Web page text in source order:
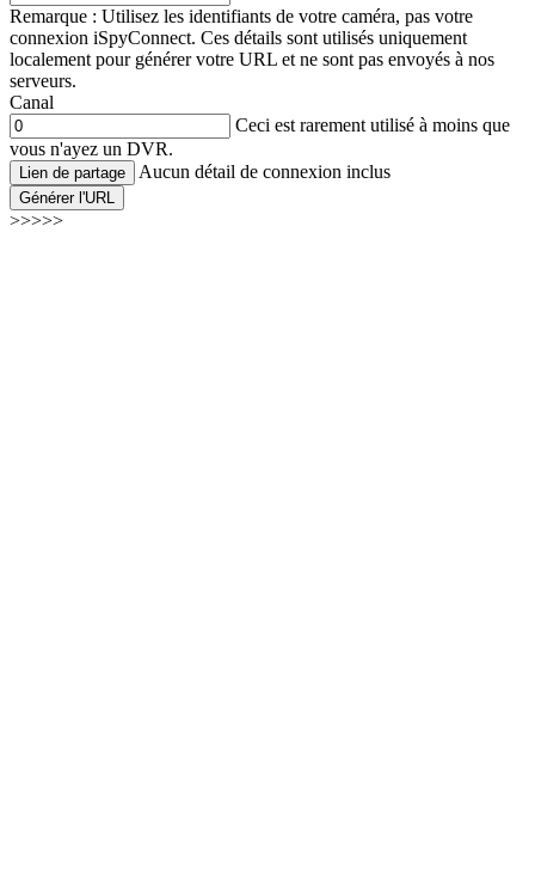
Remarque : Utilisez les identifiants de votre caméra, pas votre
connexion iSpyConnect. Ces détails sont utilisés uniquement
localement pour générer votre URL et ne sont pas envoyés à nos
serveurs.
Canal
Ceci est rarement utilisé à moins que
vous n'ayez un DVR.
Lien de partage Aucun détail de connexion inclus
Générer l'URL
>>>>>